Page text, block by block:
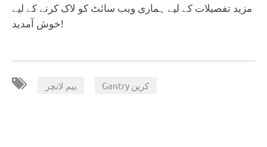
مزید تفصیلات کے لیے ہماری ویب سائٹ کو لاک کرنے کے لیے
خوش آمدید!
بیم لانچر Gantry کرین